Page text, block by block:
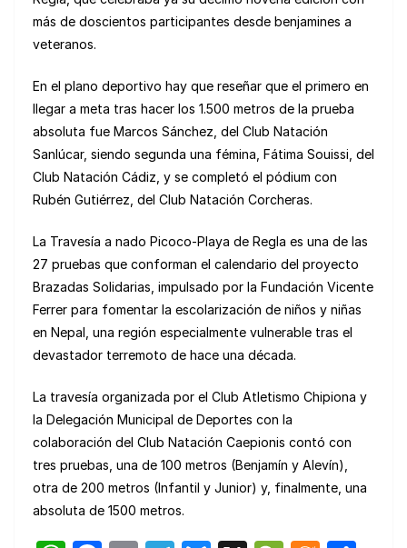
p
p
o
k
m y
m
más de doscientos participantes desde benjamines a
veteranos.
En el plano deportivo hay que reseñar que el primero en
llegar a meta tras hacer los 1.500 metros de la prueba
absoluta fue Marcos Sánchez, del Club Natación
Sanlúcar, siendo segunda una fémina, Fátima Souissi, del
Club Natación Cádiz, y se completó el pódium con
Rubén Gutiérrez, del Club Natación Corcheras.
La Travesía a nado Picoco-Playa de Regla es una de las
27 pruebas que conforman el calendario del proyecto
Brazadas Solidarias, impulsado por la Fundación Vicente
Ferrer para fomentar la escolarización de niños y niñas
en Nepal, una región especialmente vulnerable tras el
devastador terremoto de hace una década.
La travesía organizada por el Club Atletismo Chipiona y
la Delegación Municipal de Deportes con la
colaboración del Club Natación Caepionis contó con
tres pruebas, una de 100 metros (Benjamín y Alevín),
otra de 200 metros (Infantil y Junior) y, finalmente, una
absoluta de 1500 metros.